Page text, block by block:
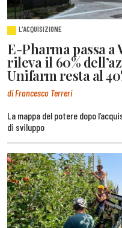
L'ACQUISIZIONE
E-Pharma passa
rileva il 60%
Unifarm resta al
di Francesco Terreri
La mappa del potere dopo
di sviluppo